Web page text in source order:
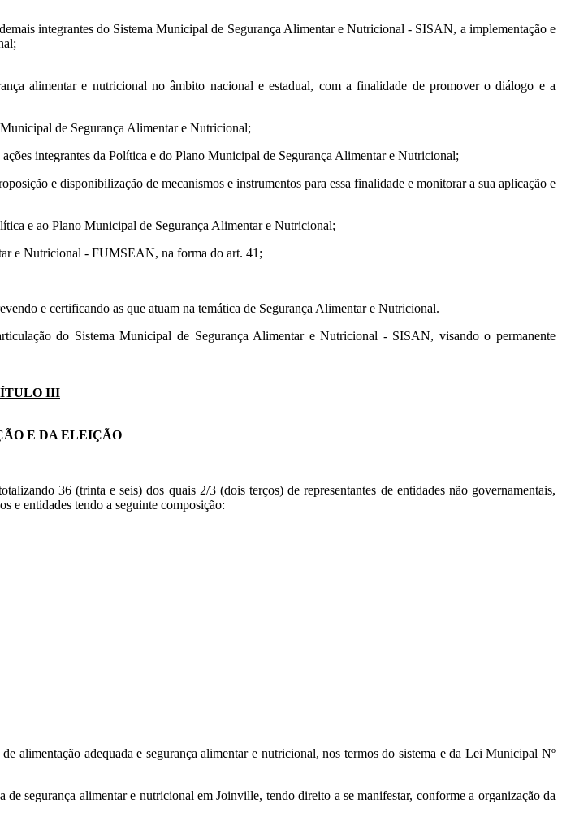
integrantes do Sistema Municipal de Segurança Alimentar e Nutricional - SISAN, a implementação e
alimentar e nutricional no âmbito nacional e estadual, com a finalidade de promover o diálogo e a
de Segurança Alimentar e Nutricional;
integrantes da Política e do Plano Municipal de Segurança Alimentar e Nutricional;
e disponibilização de mecanismos e instrumentos para essa finalidade e monitorar a sua aplicação e
e ao Plano Municipal de Segurança Alimentar e Nutricional;
e Nutricional - FUMSEAN, na forma do art. 41;
e certificando as que atuam na temática de Segurança Alimentar e Nutricional.
do Sistema Municipal de Segurança Alimentar e Nutricional - SISAN, visando o permanente
III
E DA ELEIÇÃO
36 (trinta e seis) dos quais 2/3 (dois terços) de representantes de entidades não governamentais,
e entidades tendo a seguinte composição:
alimentação adequada e segurança alimentar e nutricional, nos termos do sistema e da Lei Municipal Nº
segurança alimentar e nutricional em Joinville, tendo direito a se manifestar, conforme a organização da